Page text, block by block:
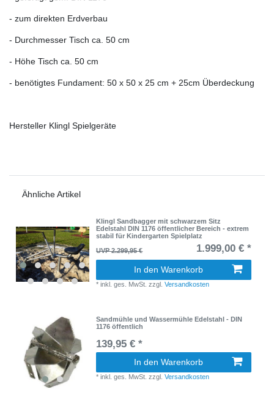
- zum direkten Erdverbau
- Durchmesser Tisch ca. 50 cm
- Höhe Tisch ca. 50 cm
- benötigtes Fundament: 50 x 50 x 25 cm + 25cm Überdeckung
Hersteller Klingl Spielgeräte
Ähnliche Artikel
Klingl Sandbagger mit schwarzem Sitz
Edelstahl DIN 1176 öffentlicher Bereich - extrem
stabil für Kindergarten Spielplatz
UVP 2.299,95 €
1.999,00 € *
In den Warenkorb
*inkl. ges. MwSt. zzgl.Versandkosten
Sandmühle und Wassermühle Edelstahl - DIN
1176 öffentlich
139,95 € *
In den Warenkorb
*inkl. ges. MwSt. zzgl.Versandkosten